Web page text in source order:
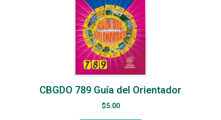
CBGDO 789 Guía del Orientador
$5.00